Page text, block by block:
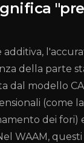
della parte
dal modello
(come
dei fori)
WAAM,